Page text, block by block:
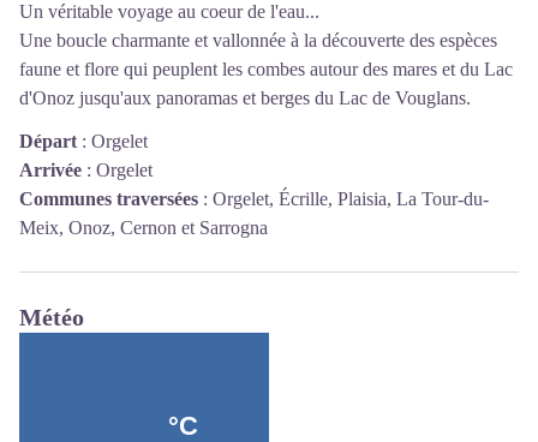
Un véritable voyage au coeur de l'eau...
Une boucle charmante et vallonnée à la découverte des espèces
faune et flore qui peuplent les combes autour des mares et du Lac
d'Onoz jusqu'aux panoramas et berges du Lac de Vouglans.
Départ : Orgelet
Arrivée : Orgelet
Communes traversées : Orgelet, Écrille, Plaisia, La Tour-du-
Meix, Onoz, Cernon et Sarrogna
Météo